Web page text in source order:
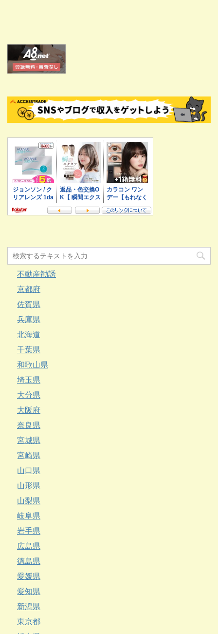
不動産勧誘
京都府
佐賀県
兵庫県
北海道
千葉県
和歌山県
埼玉県
大分県
大阪府
奈良県
宮城県
宮崎県
山口県
山形県
山梨県
岐阜県
岩手県
広島県
徳島県
愛媛県
愛知県
新潟県
東京都